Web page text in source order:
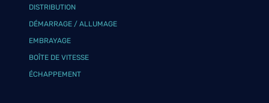
DISTRIBUTION
DÉMARRAGE / ALLUMAGE
EMBRAYAGE
BOÎTE DE VITESSE
ÉCHAPPEMENT